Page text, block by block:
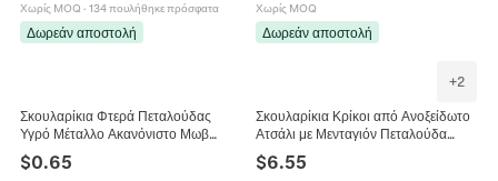
Χωρίς MOQ · 134 πουλήθηκε πρόσφατα
Δωρεάν αποστολή
Χωρίς MOQ
Δωρεάν αποστολή
Σκουλαρίκια Φτερά Πεταλούδας
Υγρό Μέταλλο Ακανόνιστο Μωβ
Καρφί Από Ανοξείδωτο Χάλυβα
$0.65
+2
Σκουλαρίκια Κρίκοι από Ανοξείδωτο
Ατσάλι με Μενταγιόν Πεταλούδα
Γυναικεία Κοσμήματα Δώρο
$6.55